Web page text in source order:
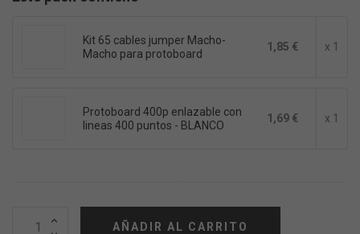
Kit 65 cables jumper Macho-
Macho para protoboard
1,85 € x 1
Protoboard 400p enlazable con
lineas 400 puntos - BLANCO
1,69 € x 1
AÑADIR AL CARRITO